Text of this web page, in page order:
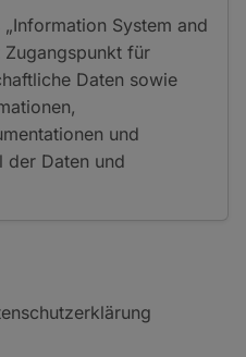
System and
Zugangspunkt für
Daten sowie
und
der Daten und